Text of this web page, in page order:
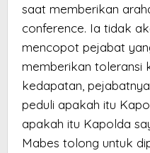
saat memberikan
conference. Ia tidak
mencopot pejabat
memberikan toleransi
kedapatan,
peduli apakah itu
apakah itu Kapolda
Mabes tolong untuk